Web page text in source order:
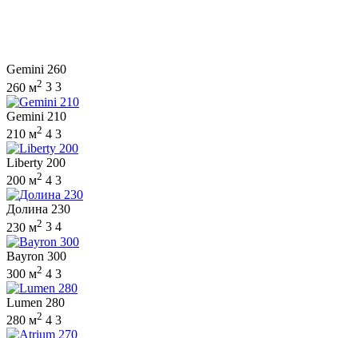
Gemini 260
260 м2 3 3
Gemini 210
210 м2 4 3
Liberty 200
200 м2 4 3
Долина 230
230 м2 3 4
Bayron 300
300 м2 4 3
Lumen 280
280 м2 4 3